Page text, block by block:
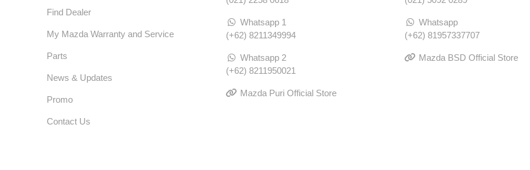
Find Dealer
My Mazda Warranty and Service
Parts
News & Updates
Promo
Contact Us
Whatsapp 1
(+62) 8211349994
Whatsapp 2
(+62) 8211950021
Mazda Puri Official Store
Whatsapp
(+62) 81957337707
Mazda BSD Official Store